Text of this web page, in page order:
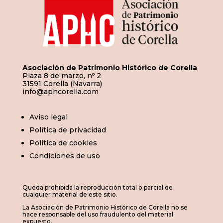
Asociación de Patrimonio Histórico de Corella
Plaza 8 de marzo, nº 2
31591 Corella (Navarra)
info@aphcorella.com
Aviso legal
Política de privacidad
Política de cookies
Condiciones de uso
Queda prohibida la reproducción total o parcial de
cualquier material de este sitio.
La Asociación de Patrimonio Histórico de Corella no se
hace responsable del uso fraudulento del material
expuesto.